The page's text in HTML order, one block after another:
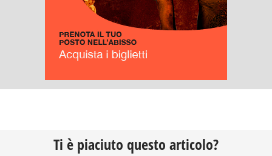
Ti è piaciuto questo articolo?